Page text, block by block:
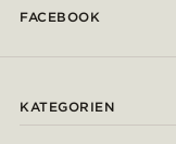
FACEBOOK
KATEGORIEN